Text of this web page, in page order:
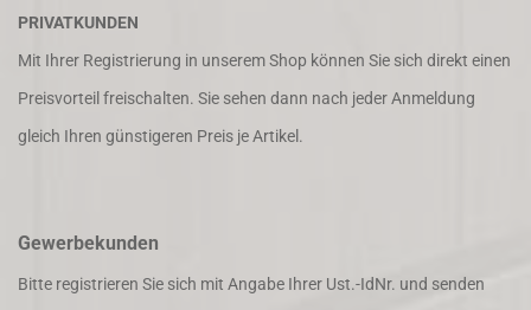
PRIVATKUNDEN
Mit Ihrer Registrierung in unserem Shop können Sie sich direkt einen
Preisvorteil freischalten. Sie sehen dann nach jeder Anmeldung
gleich Ihren günstigeren Preis je Artikel.
Gewerbekunden
Bitte registrieren Sie sich mit Angabe Ihrer Ust.-IdNr. und senden